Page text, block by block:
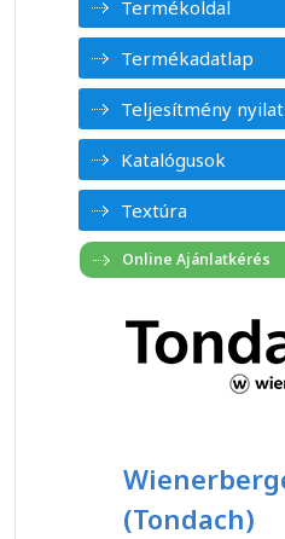
Termékoldal
Termékadatlap
Teljesítmény
Katalógusok
Textúra
(Tondach)